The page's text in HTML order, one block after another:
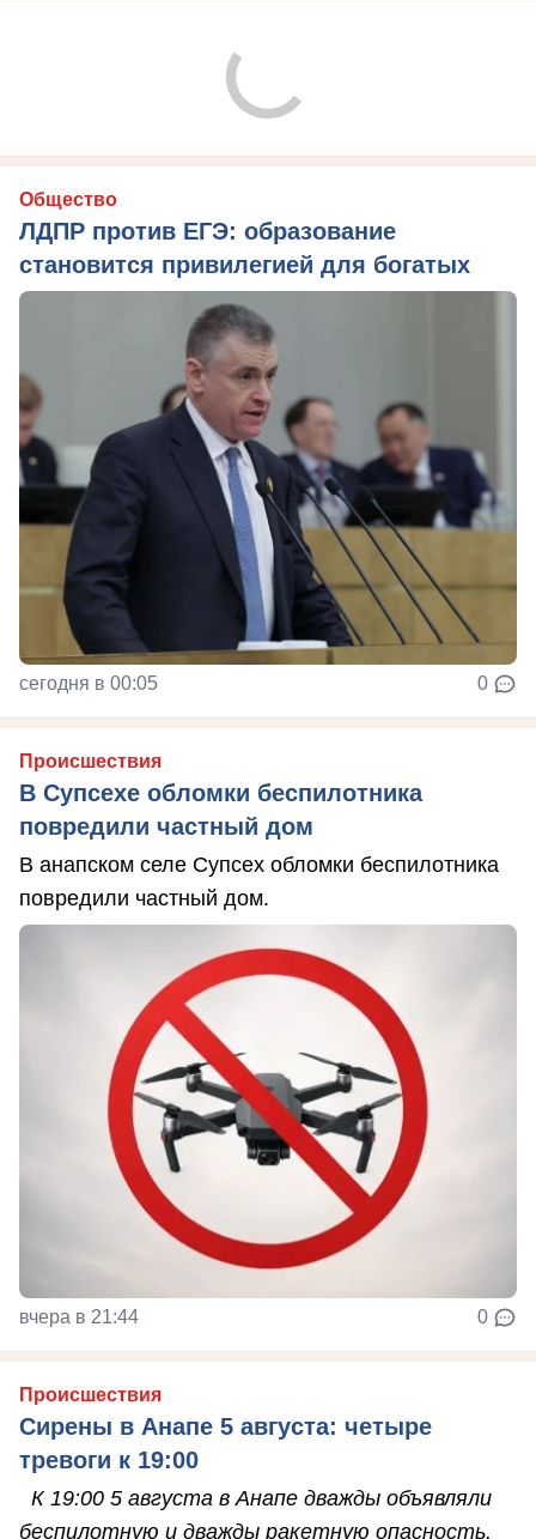
Общество
ЛДПР против ЕГЭ: образование
становится привилегией для богатых
сегодня в 00:05 0
Происшествия
В Супсехе обломки беспилотника
повредили частный дом
В анапском селе Супсех обломки беспилотника
повредили частный дом.
вчера в 21:44 0
Происшествия
Сирены в Анапе 5 августа: четыре
тревоги к 19:00
К 19:00 5 августа в Анапе дважды объявляли
беспилотную и дважды ракетную опасность.